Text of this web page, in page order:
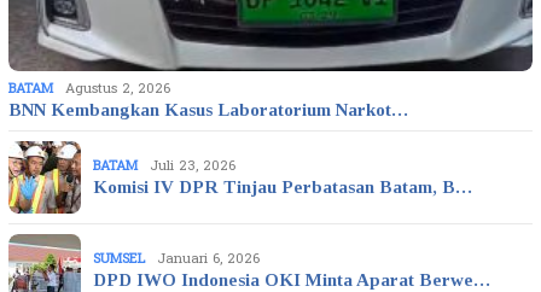
BATAM Agustus 2, 2026
BNN Kembangkan Kasus Laboratorium Narkot…
BATAM Juli 23, 2026
Komisi IV DPR Tinjau Perbatasan Batam, B…
SUMSEL Januari 6, 2026
DPD IWO Indonesia OKI Minta Aparat Berwe…